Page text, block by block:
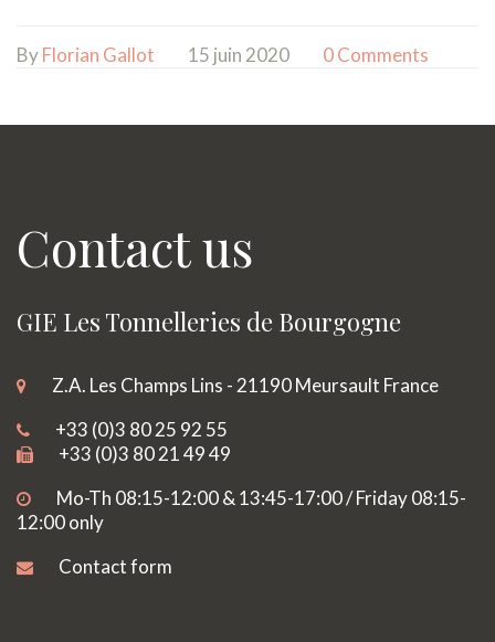
ByFlorian Gallot 15 juin 2020 0 Comments
Contact us
GIE Les Tonnelleries de Bourgogne
Z.A. Les Champs Lins - 21190 Meursault France
+33 (0)3 80 25 92 55
+33 (0)3 80 21 49 49
Mo-Th 08:15-12:00 & 13:45-17:00 / Friday 08:15-
12:00 only
Contact form